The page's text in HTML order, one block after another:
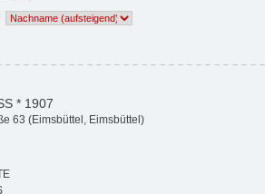
* 1907
63 (Eimsbüttel, Eimsbüttel)